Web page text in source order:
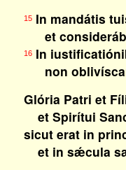
15In mandátis
et
16In
non
Glória Patri et
et Spirítui
sicut erat in
et in sǽcula